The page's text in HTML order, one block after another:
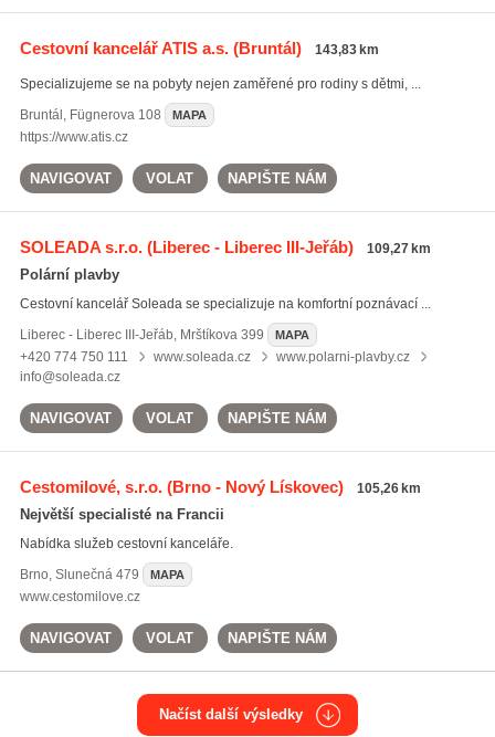
Cestovní kancelář ATIS a.s.(Bruntál) 143,83 km
Specializujeme se na pobyty nejen zaměřené pro rodiny s dětmi, ...
Bruntál , Fügnerova 108 MAPA
https://www.atis.cz
NAVIGOVAT VOLAT NAPIŠTE NÁM
SOLEADA s.r.o.(Liberec - Liberec III-Jeřáb) 109,27 km
Polární plavby
Cestovní kancelář Soleada se specializuje na komfortní poznávací ...
Liberec - Liberec III-Jeřáb, Mrštíkova 399 MAPA
+420 774 750 111 www.soleada.cz
www.polarni-plavby.cz
info@soleada.cz
NAVIGOVAT VOLAT NAPIŠTE NÁM
Cestomilové, s.r.o.(Brno - Nový Lískovec) 105,26 km
Největší specialisté na Francii
Nabídka služeb cestovní kanceláře.
Brno, Slunečná 479 MAPA
www.cestomilove.cz
NAVIGOVAT VOLAT NAPIŠTE NÁM
Načíst další výsledky